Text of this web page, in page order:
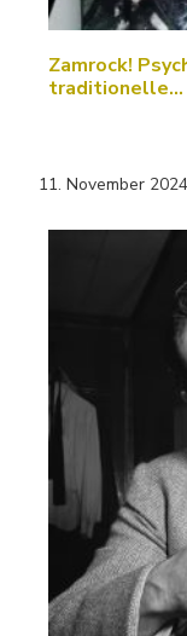
Zamrock!
traditionelle…
11. November 2024